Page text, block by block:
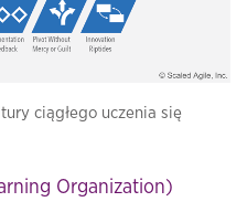
ciągłego uczenia się
Organization)